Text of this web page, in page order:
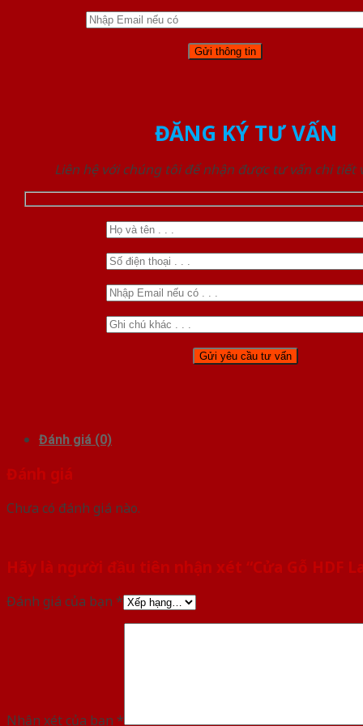
ĐĂNG KÝ TƯ VẤN
Liên hệ với chúng tôi để nhận được tư vấn chi tiết
Đánh giá (0)
Đánh giá
Chưa có đánh giá nào.
Hãy là người đầu tiên nhận xét “Cửa Gỗ HDF
Đánh giá của bạn *
Nhận xét của bạn *